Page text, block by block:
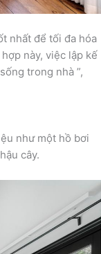
nhất để tối đa hóa
này, việc lập kế
trong nhà ”,
như một hồ bơi
cây.